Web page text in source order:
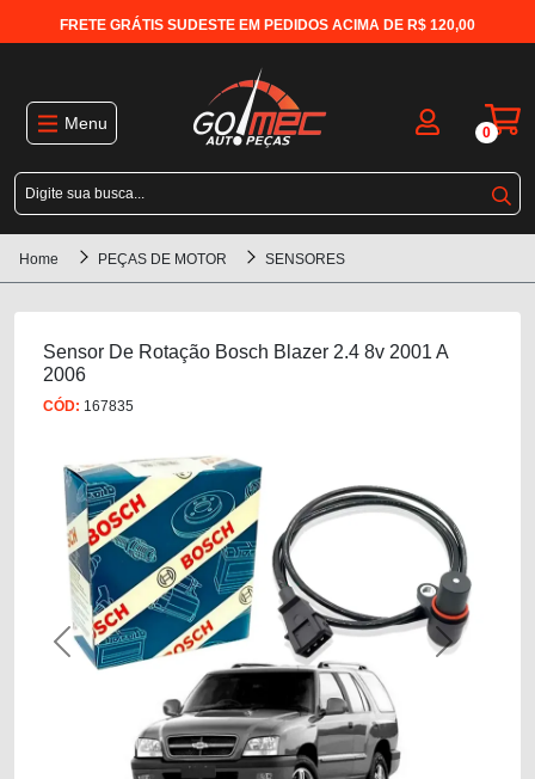
FRETE GRÁTIS SUDESTE EM PEDIDOS ACIMA DE R$ 120,00
Menu 0
Home PEÇAS DE MOTOR SENSORES
Sensor De Rotação Bosch Blazer 2.4 8v 2001 A
2006
CÓD: 167835
Previous Next